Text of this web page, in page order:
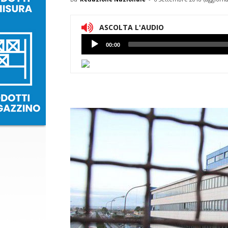
ASCOLTA L'AUDIO
Lettore
Audio
00:00